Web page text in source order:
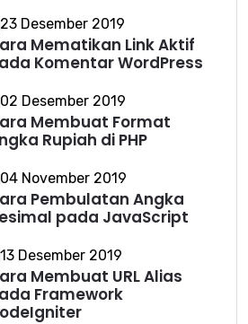
23 Desember 2019
Mematikan Link Aktif
Komentar WordPress
02 Desember 2019
Membuat Format
Rupiah di PHP
04 November 2019
Pembulatan Angka
pada JavaScript
13 Desember 2019
Membuat URL Alias
Framework